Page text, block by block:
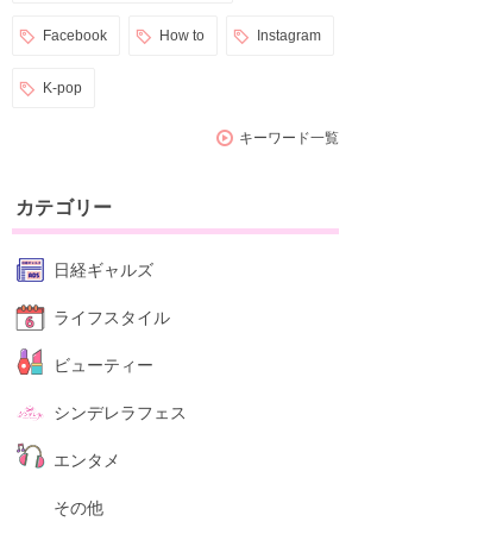
Facebook How to Instagram
K-pop
キーワード一覧
カテゴリー
日経ギャルズ
ライフスタイル
ビューティー
シンデレラフェス
エンタメ
その他